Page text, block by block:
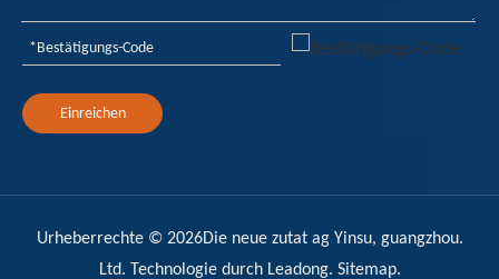
Einreichen
Urheberrechte © 2026Die neue zutat ag Yinsu, guangzhou.
Ltd. Technologie durch Leadong. Sitemap.